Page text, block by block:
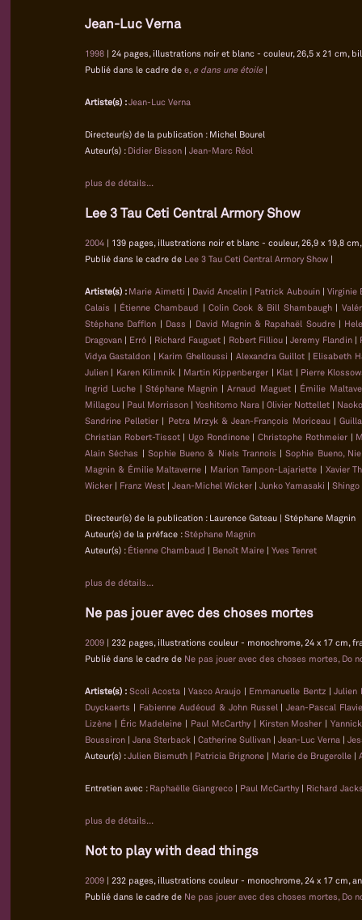
Jean-Luc Verna
1998 | 24 pages, illustrations noir et blanc - couleur, 26,5 x 21 cm,
Publié dans le cadre de e, e dans une étoile|
Artiste(s) :Jean-Luc Verna
Directeur(s) de la publication : Michel Bourel
Auteur(s) : Didier Bisson | Jean-Marc Réol
plus de détails...
Lee 3 Tau Ceti Central Armory Show
2004 | 139 pages, illustrations noir et blanc - couleur, 26,9 x 19,8
Publié dans le cadre de Lee 3 Tau Ceti Central Armory Show |
Artiste(s) : Marie Aimetti | David Ancelin | Patrick Aubouin| Virginie
Calais | Étienne Chambaud |Colin Cook & Bill Shambaugh|
Stéphane Dafflon | Dass | David Magnin & Rapahaël Soudre|
Dragovan | Erró | Richard Fauguet | Robert Filliou|Jeremy Flandin|
Vidya Gastaldon | Karim Ghelloussi | Alexandra Guillot | Elisabeth
Julien | Karen Kilimnik | Martin Kippenberger | Klat | Pierre
Ingrid Luche |Stéphane Magnin |Arnaud Maguet| Émilie
Millagou | Paul Morrisson | Yoshitomo Nara | Olivier Nottellet |
Sandrine Pelletier | Petra Mrzyk & Jean-François Moriceau|
Christian Robert-Tissot| Ugo Rondinone|Christophe Rothmeier|
Alain Séchas | Sophie Bueno & Niels Trannois |Sophie Bueno,
Magnin & Émilie Maltaverne | Marion Tampon-Lajariette| Xavier
Wicker | Franz West | Jean-Michel Wicker | Junko Yamasaki | Shingo
Directeur(s) de la publication : Laurence Gateau | Stéphane Magnin
Auteur(s) de la préface :Stéphane Magnin
Auteur(s) : Étienne Chambaud | Benoît Maire | Yves Tenret
plus de détails...
Ne pas jouer avec des choses mortes
2009 | 232 pages, illustrations couleur - monochrome, 24 x 17 cm,
Publié dans le cadre de Ne pas jouer avec des choses mortes, Do
Artiste(s) : Scoli Acosta |Vasco Araujo | Emmanuelle Bentz |Julien
Duyckaerts | Fabienne Audéoud & John Russel |Jean-Pascal
Lizène | Éric Madeleine | Paul McCarthy| Kirsten Mosher |
Boussiron | Jana Sterback | Catherine Sullivan | Jean-Luc Verna |
Auteur(s) :Julien Bismuth | Patricia Brignone | Marie de Brugerolle |
Entretien avec : Raphaëlle Giangreco | Paul McCarthy | Richard
plus de détails...
Not to play with dead things
2009 | 232 pages, illustrations couleur - monochrome, 24 x 17 cm,
Publié dans le cadre de Ne pas jouer avec des choses mortes, Do